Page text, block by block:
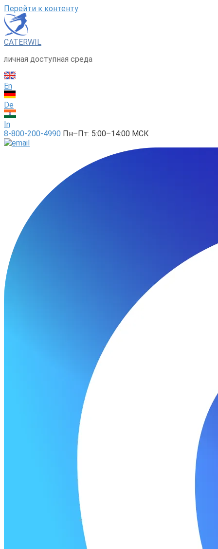
Перейти к контенту
CATERWIL
личная доступная среда
En
De
In
8-800-200-4990 Пн–Пт: 5:00–14:00 МСК